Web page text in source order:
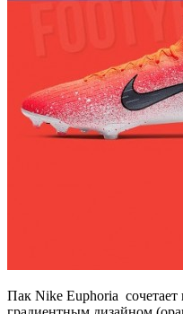
Пак Nike Euphoria